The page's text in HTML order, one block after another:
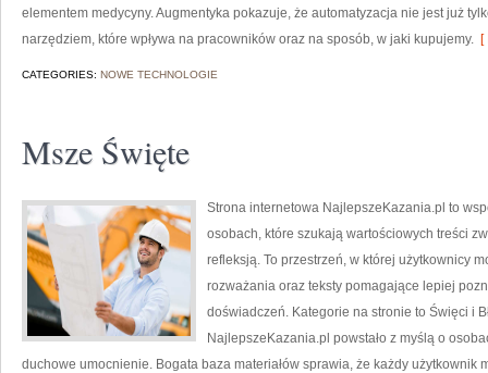
elementem medycyny. Augmentyka pokazuje, że automatyzacja nie jest już
narzędziem, które wpływa na pracowników oraz na sposób, w jaki kupujemy. [
CATEGORIES: NOWE TECHNOLOGIE
Msze Święte
Strona internetowa NajlepszeKazania.pl to
osobach, które szukają wartościowych treści
refleksją. To przestrzeń, w której użytkownicy
rozważania oraz teksty pomagające lepiej
doświadczeń. Kategorie na stronie to Święci i
NajlepszeKazania.pl powstało z myślą o
duchowe umocnienie. Bogata baza materiałów sprawia, że każdy